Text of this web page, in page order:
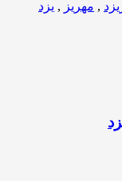
, مهریز , یزد